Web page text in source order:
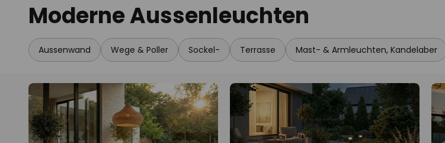
Moderne Aussenleuchten
Aussenwand Wege & Poller Sockel- Terrasse Mast- & Armleuchten, Kandelaber